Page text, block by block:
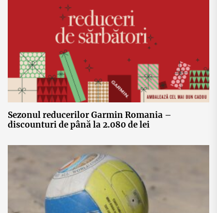
Sezonul reducerilor Garmin Romania –
discounturi de până la 2.080 de lei